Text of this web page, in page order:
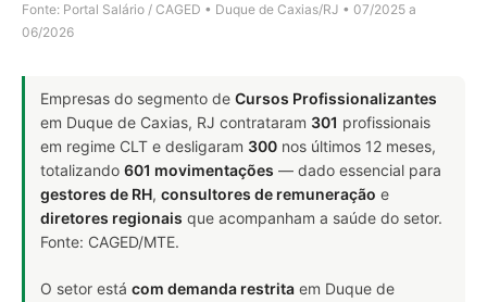
Fonte: Portal Salário / CAGED • Duque de Caxias/RJ • 07/2025 a
06/2026
Empresas do segmento de Cursos Profissionalizantes
em Duque de Caxias, RJ contrataram 301 profissionais
em regime CLT e desligaram 300 nos últimos 12 meses,
totalizando 601 movimentações — dado essencial para
gestores de RH, consultores de remuneração e
diretores regionais que acompanham a saúde do setor.
Fonte: CAGED/MTE.
O setor está com demanda restrita em Duque de